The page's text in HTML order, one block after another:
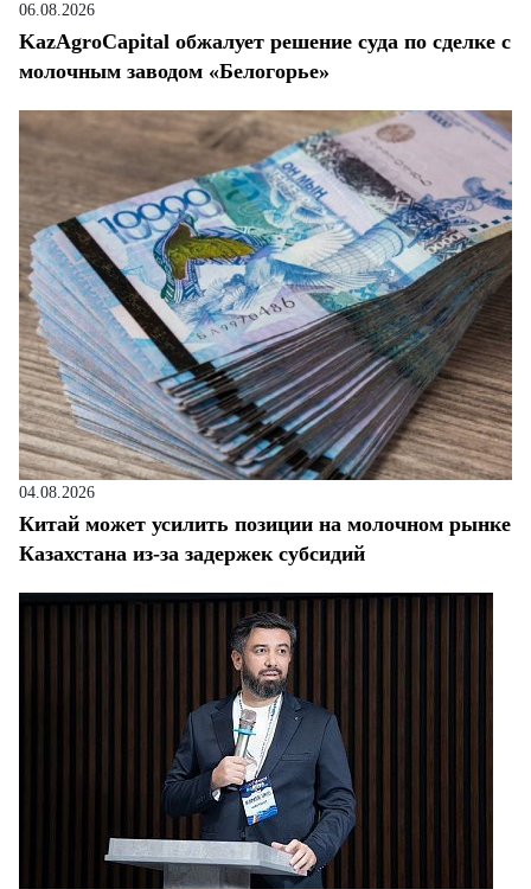
06.08.2026
KazAgroCapital обжалует решение суда по сделке с
молочным заводом «Белогорье»
04.08.2026
Китай может усилить позиции на молочном рынке
Казахстана из-за задержек субсидий